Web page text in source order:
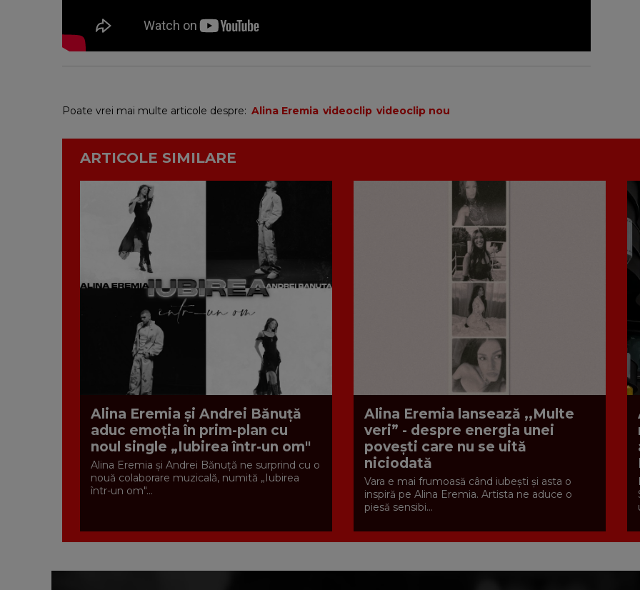
Poate vrei mai multe articole despre: Alina Eremia videoclip videoclip nou
ARTICOLE SIMILARE
Alina Eremia și Andrei Bănuță
aduc emoția în prim-plan cu
noul single „Iubirea într-un om"
Alina Eremia și Andrei Bănuță ne surprind cu o
nouă colaborare muzicală, numită „Iubirea
într-un om"...
Alina Eremia lansează ,,Multe
veri” - despre energia unei
povești care nu se uită
niciodată
Vara e mai frumoasă când iubești și asta o
inspiră pe Alina Eremia. Artista ne aduce o
piesă sensibi...